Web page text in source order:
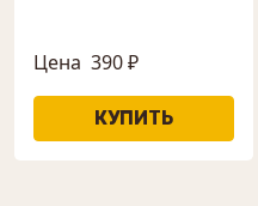
Цена 390 ₽